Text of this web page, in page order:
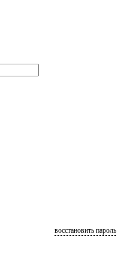
восстановить пароль